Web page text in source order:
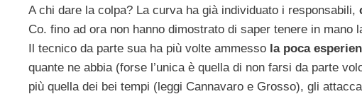
A chi dare la colpa? La curva ha già individuato i responsabili,
Co. fino ad ora non hanno dimostrato di saper tenere in
Il tecnico da parte sua ha più volte ammesso la poca
quante ne abbia (forse l’unica è quella di non farsi da parte
più quella dei bei tempi (leggi Cannavaro e Grosso), gli